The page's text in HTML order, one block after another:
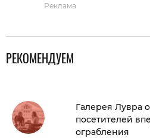
Реклама
РЕКОМЕНДУЕМ
Галерея Лувра
посетителей
ограбления